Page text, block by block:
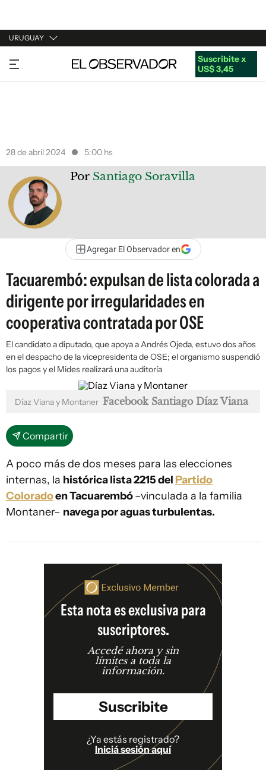
URUGUAY
URUGUAY
ARGENTINA
Suscribite x
US$ 3,45
28 de abril 2024 5:00 hs
Por Santiago Soravilla
Agregar El Observador en
Tacuarembó: expulsan de lista colorada a
dirigente por irregularidades en
cooperativa contratada por OSE
El candidato a diputado, que apoya a Andrés Ojeda, estuvo dos años
en el despacho de la vicepresidenta de OSE; el organismo suspendió
los pagos y el Mides realizará una auditoría
Díaz Viana y Montaner Facebook Santiago Díaz Viana
Compartir
A poco más de dos meses para las elecciones
internas, la histórica lista 2215 del Partido
Coloradoen Tacuarembó–vinculada a la familia
Montaner– navega por aguas turbulentas.
Esta nota es exclusiva para
suscriptores.
Accedé ahora y sin
límites a toda la
información.
Suscribite
¿Ya estás registrado?
Iniciá sesión aquí